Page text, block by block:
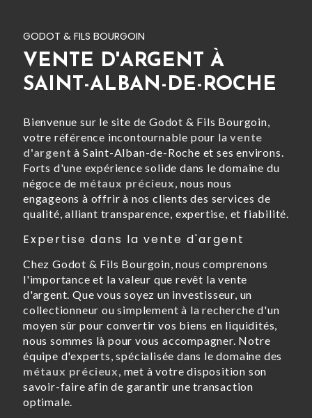
GODOT & FILS BOURGOIN
VENTE D'ARGENT À
SAINT-ALBAN-DE-ROCHE
Bienvenue sur le site de Godot & Fils Bourgoin,
votre référence incontournable pour lavente
d'argent à Saint-Alban-de-Roche et ses environs.
Forts d'une expérience solide dans le domaine du
négoce de métaux précieux, nous nous
engageons à offrir à nos clients des services de
qualité, alliant transparence, expertise, et fiabilité.
Expertise dans la vente d'argent
Chez Godot & Fils Bourgoin, nous comprenons
l'importance et la valeur que revêt la vente
d'argent. Que vous soyez un investisseur, un
collectionneur ou simplement à la recherche d'un
moyen sûr pour convertir vos biens en liquidités,
nous sommes là pour vous accompagner. Notre
équipe d'experts, spécialisée dans le domaine des
métaux précieux, met à votre disposition son
savoir-faire afin de garantir une transaction
optimale.